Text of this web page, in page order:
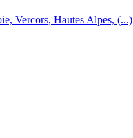
Vercors, Hautes Alpes, (...)